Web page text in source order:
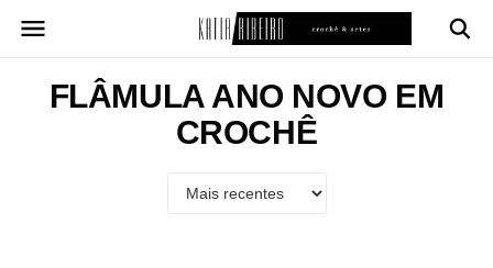
para
conteúdoFLÂMULA ANO NOVO EM
CROCHÊ